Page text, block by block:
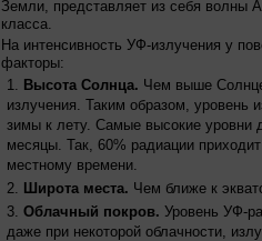
Земли, представляет из себя волны
класса.
На интенсивность УФ-излучения у
факторы:
Высота Солнца. Чем выше
излучения. Таким образом, уровень
зимы к лету. Самые высокие уровни
месяцы. Так, 60% радиации
местному времени.
Широта места. Чем ближе к
Облачный покров. Уровень УФ-
даже при некоторой облачности,